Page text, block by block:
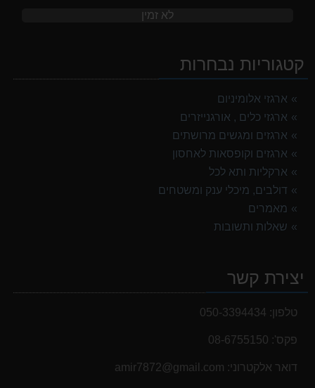
לא זמין
קטגוריות נבחרות
ארגזי אלומיניום
ארגזי כלים , אורגנייזרים
ארגזים ומגשים מרושתים
ארגזים וקופסאות לאחסון
ארקליות ותא לכל
דולבים, מיכלי ענק ומשטחים
מאמרים
שאלות ותשובות
יצירת קשר
טלפון: 050-3394434
פקס': 08-6755150
דואר אלקטרוני: ‫amir7872@gmail.com‬